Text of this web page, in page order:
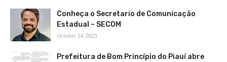
Conheça o Secretario de Comunicação
Estadual – SECOM
October 14, 2025
Prefeitura de Bom Princípio do Piauí abre